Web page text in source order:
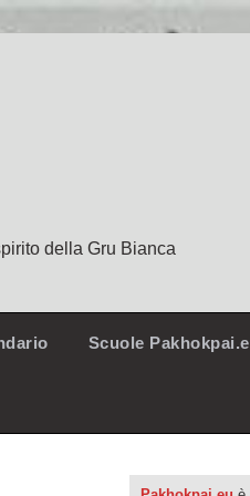
della Gru Bianca
Scuole